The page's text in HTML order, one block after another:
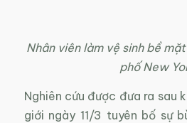
Nhân viên làm vệ sinh bề
phố New
Nghiên cứu được đưa ra sau
giới ngày 11/3 tuyên bố sự